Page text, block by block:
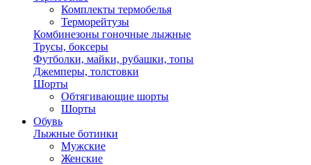
Комплекты термобелья
Терморейтузы
Комбинезоны гоночные лыжные
Трусы, боксеры
Футболки, майки, рубашки, топы
Джемперы, толстовки
Шорты
Обтягивающие шорты
Шорты
Обувь
Лыжные ботинки
Мужские
Женские